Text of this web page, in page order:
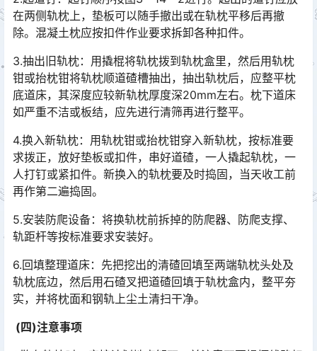
在两侧轨枕上，垫板可以随手撤出或在轨枕平移后再撤
除。混凝土枕应按扣件作业要求拆卸各种扣件。
3.抽出旧轨枕：用撬棍将轨枕拨到轨枕盒里，然后用轨枕
钳或抬枕钳将轨枕顺道碴槽抽出，抽出轨枕后，应整平枕
底道床，其深度应较新轨枕厚度深20mm左右。枕下道床
如严重不洁或板结，应先进行清筛再进行整平。󠅅󠅃󠄵󠅂󠄪󠇖󠆨󠆨󠇕󠆞󠆒󠅬󠇘󠆭󠆘󠇙󠆝󠅵󠇗󠆭󠆁󠄐󠇗󠅹󠅸󠇖󠆍󠅳󠇖󠅹󠅰󠇖󠆌󠅹
4.换入新轨枕：用轨枕钳或抬枕钳穿入新轨枕，按标准要
求拨正，放好垫板或扣件，串好道碴，一人撬起轨枕，一
人打钉或紧扣件。新换入的轨枕要及时捣固，当天收工前
再作第二遍捣固。󠅅󠅃󠄵󠅂󠄪󠇖󠆨󠆨󠇕󠆞󠆒󠅬󠇘󠆭󠆘󠇙󠆝󠅵󠇗󠆭󠆁󠄐󠇗󠅹󠅸󠇖󠆍󠅳󠇖󠅹󠅰󠇖󠆌󠅹
5.安装防爬设备：将换轨枕前拆掉的防爬器、防爬支撑、
轨距杆等按标准要求安装好。
6.回填整理道床：先把挖出的清碴回填至两端轨枕头处及
轨枕底边，然后用石碴叉把道碴回填于轨枕盒内，整平夯
实，并将枕面和钢轨上尘土清扫干净。
(四)注意事项